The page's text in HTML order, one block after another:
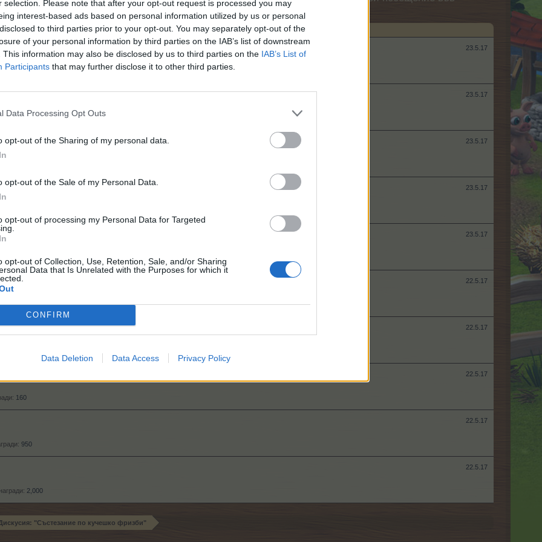
selection. Please note that after your opt-out request is processed you may
interest-based ads based on personal information utilized by us or personal
to third parties prior to your opt-out. You may separately opt-out of the
of your personal information by third parties on the IAB’s list of downstream
This information may also be disclosed by us to third parties on the IAB’s List of
Participants that may further disclose it to other third parties.
Data Processing Opt Outs
opt-out of the Sharing of my personal data.
opt-out of the Sale of my Personal Data.
opt-out of processing my Personal Data for Targeted
opt-out of Collection, Use, Retention, Sale, and/or Sharing
Data that Is Unrelated with the Purposes for which it
CONFIRM
Data Deletion Data Access Privacy Policy
23.5.17
70
23.5.17
70
23.5.17
23.5.17
23.5.17
1,550
22.5.17
500
22.5.17
22.5.17
160
22.5.17
950
22.5.17
2,000
"Състезание по кучешко фризби"